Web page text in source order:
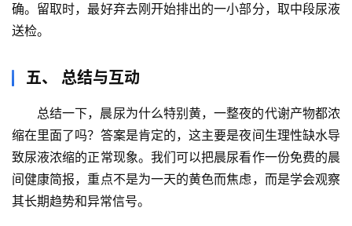
确。留取时，最好弃去刚开始排出的一小部分，取中段尿液
送检。
五、 总结与互动
总结一下， 晨尿为什么特别黄，一整夜的代谢产物都浓
缩在里面了吗？答案是肯定的，这主要是夜间生理性缺水导
致尿液浓缩的正常现象。我们可以把晨尿看作一份免费的晨
间健康简报，重点不是为一天的黄色而焦虑，而是学会观察
其长期趋势和异常信号。